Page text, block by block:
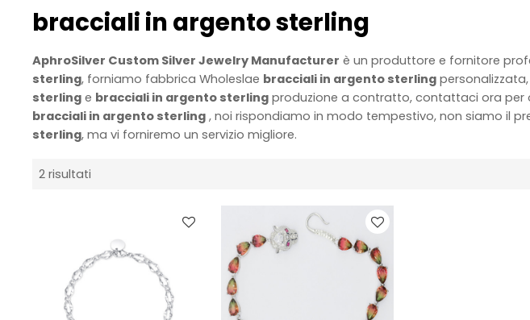
bracciali in argento sterling
AphroSilver Custom Silver Jewelry Manufacturer è un produttore e fornitore
sterling, forniamo fabbrica Wholeslae bracciali in argento sterling
sterling e bracciali in argento sterling produzione a contratto, contattaci ora per
bracciali in argento sterling , noi rispondiamo in modo tempestivo, non siamo il
sterling, ma vi forniremo un servizio migliore.
2 risultati